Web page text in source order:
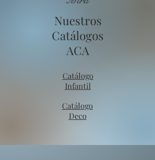
Nuestros
Catálogos
ACA
Catálogo
Infantil
Catálogo
Deco